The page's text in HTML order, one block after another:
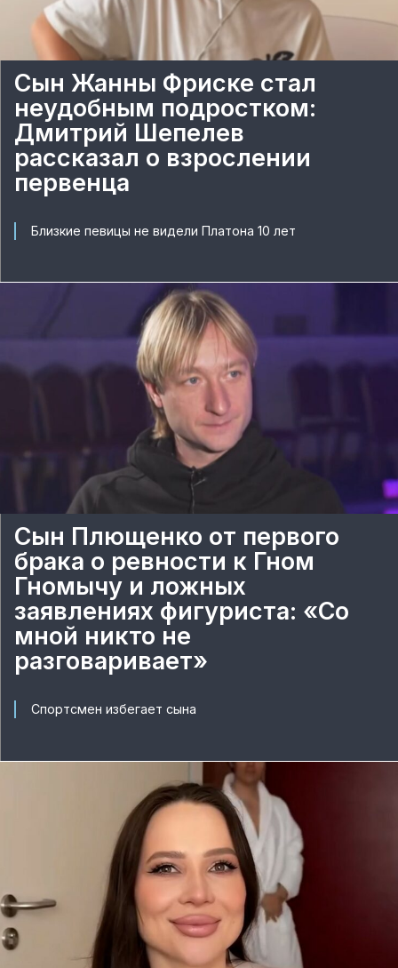
Сын Жанны Фриске стал
неудобным подростком:
Дмитрий Шепелев
рассказал о взрослении
первенца
Близкие певицы не видели Платона 10 лет
Сын Плющенко от первого
брака о ревности к Гном
Гномычу и ложных
заявлениях фигуриста: «Со
мной никто не
разговаривает»
Спортсмен избегает сына